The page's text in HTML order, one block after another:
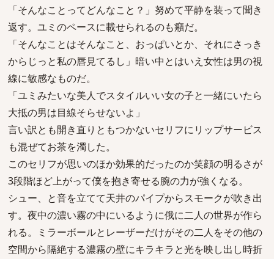
「そんなことってどんなこと？」努めて平静を装って聞き
返す。ユミのペースに載せられるのも癪だ。
「そんなことはそんなこと、おっぱいとか、それにさっき
からじっと私の唇見てるし」暗い中とはいえ女性は男の視
線に敏感なものだ。
「ユミみたいな美人でスタイルいい女の子と一緒にいたら
大抵の男は目線そらせないよ」
言い訳とも開き直りともつかないセリフにリップサービス
も混ぜてお茶を濁した。
このセリフが思いのほか効果的だったのか笑顔の明るさが
3段階ほど上がって僕を抱き寄せる腕の力が強くなる。
シュー、と音を立てて天井のパイプからスモークが吹き出
す。夜中の濃い霧の中にいるように俄に二人の世界が作ら
れる。ミラーボールとレーザーだけがその二人をその他の
空間から隔絶する濃霧の壁にキラキラと光を映し出し時折